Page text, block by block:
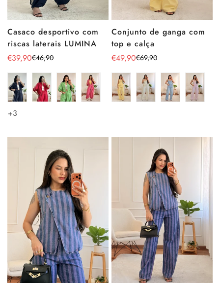
Casaco desportivo com
riscas laterais LUMINA
Preço
de
venda
€39,90
Preço
regular
€46,90
+3
Conjunto de ganga com
top e calça
Preço
de
venda
€49,90
Preço
regular
€69,90